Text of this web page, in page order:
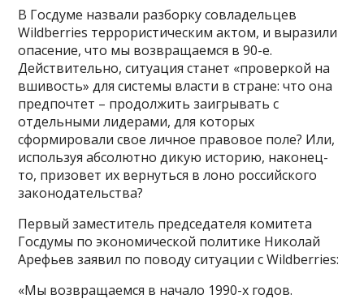
В Госдуме назвали разборку совладельцев
Wildberries террористическим актом, и выразили
опасение, что мы возвращаемся в 90-е.
Действительно, ситуация станет «проверкой на
вшивость» для системы власти в стране: что она
предпочтет – продолжить заигрывать с
отдельными лидерами, для которых
сформировали свое личное правовое поле? Или,
используя абсолютно дикую историю, наконец-
то, призовет их вернуться в лоно российского
законодательства?
Первый заместитель председателя комитета
Госдумы по экономической политике Николай
Арефьев заявил по поводу ситуации с Wildberries:
«Мы возвращаемся в начало 1990-х годов.